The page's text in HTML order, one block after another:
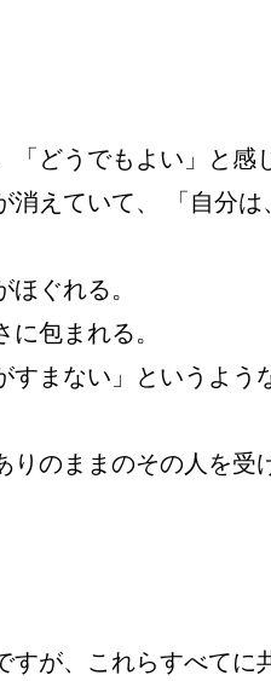
どうでもよい」と感
えていて、 「自分
ぐれる。
包まれる。
まない」というよう
のままのその人を受
が、これらすべてに